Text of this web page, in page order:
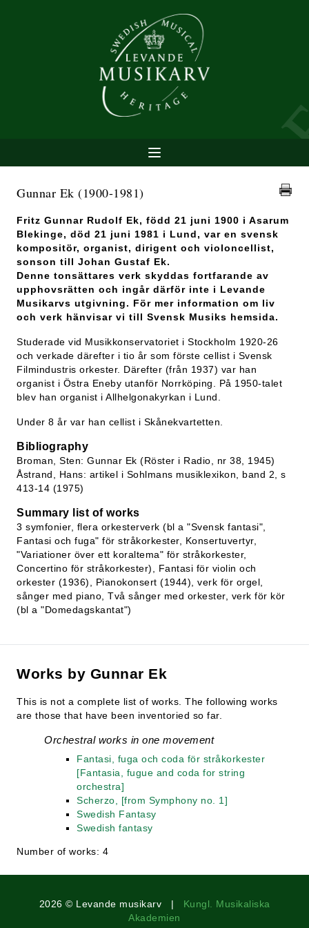
Gunnar Ek (1900-1981)
Fritz Gunnar Rudolf Ek, född 21 juni 1900 i Asarum
Blekinge, död 21 juni 1981 i Lund, var en svensk
kompositör, organist, dirigent och violoncellist,
sonson till Johan Gustaf Ek.
Denne tonsättares verk skyddas fortfarande av
upphovsrätten och ingår därför inte i Levande
Musikarvs utgivning. För mer information om liv
och verk hänvisar vi till Svensk Musiks hemsida.
Studerade vid Musikkonservatoriet i Stockholm 1920-26
och verkade därefter i tio år som förste cellist i Svensk
Filmindustris orkester. Därefter (från 1937) var han
organist i Östra Eneby utanför Norrköping. På 1950-talet
blev han organist i Allhelgonakyrkan i Lund.
Under 8 år var han cellist i Skånekvartetten.
Bibliography
Broman, Sten: Gunnar Ek (Röster i Radio, nr 38, 1945)
Åstrand, Hans: artikel i Sohlmans musiklexikon, band 2, s
413-14 (1975)
Summary list of works
3 symfonier, flera orkesterverk (bl a "Svensk fantasi",
Fantasi och fuga" för stråkorkester, Konsertuvertyr,
"Variationer över ett koraltema" för stråkorkester,
Concertino för stråkorkester), Fantasi för violin och
orkester (1936), Pianokonsert (1944), verk för orgel,
sånger med piano, Två sånger med orkester, verk för kör
(bl a "Domedagskantat")
Works by Gunnar Ek
This is not a complete list of works. The following works
are those that have been inventoried so far.
Orchestral works in one movement
Fantasi, fuga och coda för stråkorkester
[Fantasia, fugue and coda for string
orchestra]
Scherzo, [from Symphony no. 1]
Swedish Fantasy
Swedish fantasy
Number of works: 4
2026 © Levande musikarv | Kungl. Musikaliska
Akademien